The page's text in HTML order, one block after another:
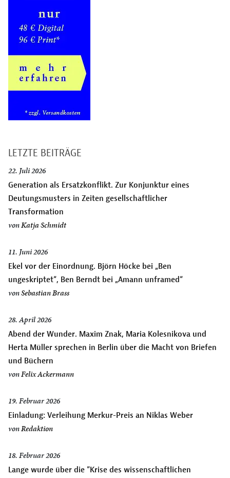
LETZTE BEITRÄGE
22. Juli 2026
Generation als Ersatzkonflikt. Zur Konjunktur eines
Deutungsmusters in Zeiten gesellschaftlicher
Transformation
vonKatja Schmidt
11. Juni 2026
Ekel vor der Einordnung. Björn Höcke bei „Ben
ungeskriptet“, Ben Berndt bei „Amann unframed“
vonSebastian Brass
28. April 2026
Abend der Wunder. Maxim Znak, Maria Kolesnikova und
Herta Müller sprechen in Berlin über die Macht von Briefen
und Büchern
vonFelix Ackermann
19. Februar 2026
Einladung: Verleihung Merkur-Preis an Niklas Weber
vonRedaktion
18. Februar 2026
Lange wurde über die “Krise des wissenschaftlichen